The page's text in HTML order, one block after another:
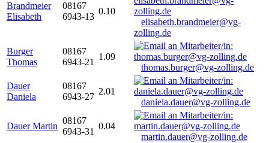
Brandmeier
Elisabeth
08167
6943-13
0.10
elisabeth.brandmeier@vg-
zolling.de
Burger
Thomas
08167
6943-21
1.09
thomas.burger@vg-zolling.de
Dauer
Daniela
08167
6943-27
2.01
daniela.dauer@vg-zolling.de
Dauer Martin
08167
6943-31
0.04
martin.dauer@vg-zolling.de